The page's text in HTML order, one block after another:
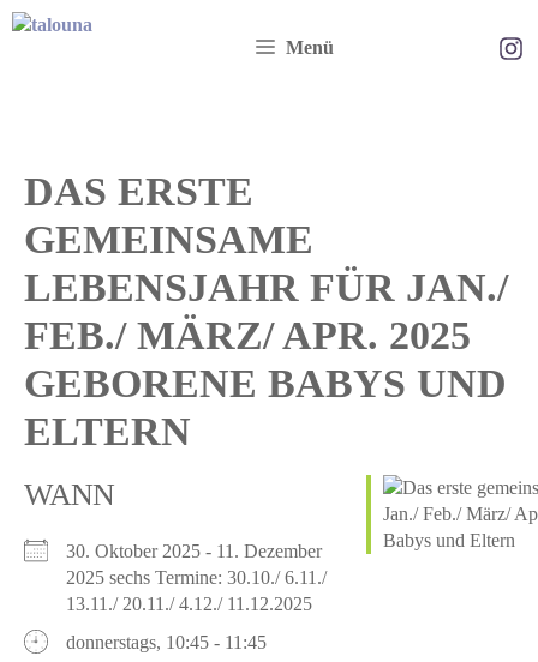
Zum
Inhalt
Menü
DAS ERSTE
GEMEINSAME
LEBENSJAHR FÜR JAN./
FEB./ MÄRZ/ APR. 2025
GEBORENE BABYS UND
ELTERN
WANN
30. Oktober 2025 - 11. Dezember
2025 sechs Termine: 30.10./ 6.11./
13.11./ 20.11./ 4.12./ 11.12.2025
donnerstags, 10:45 - 11:45